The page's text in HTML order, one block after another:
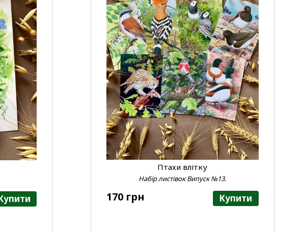
Птахи влітку
Набір листівок Випуск №13.
170 грн Купити